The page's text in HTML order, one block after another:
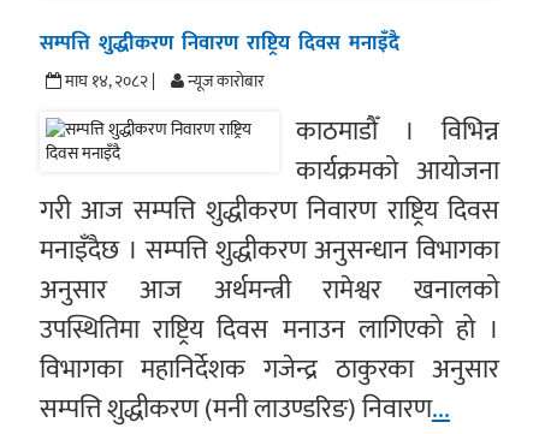
सम्पत्ति शुद्धीकरण निवारण राष्ट्रिय दिवस मनाइँदै
माघ १४, २०८२ | न्यूज काराेबार
काठमाडौँ । विभिन्न
कार्यक्रमको आयोजना
गरी आज सम्पत्ति शुद्धीकरण निवारण राष्ट्रिय दिवस
मनाइँदैछ । सम्पत्ति शुद्धीकरण अनुसन्धान विभागका
अनुसार आज अर्थमन्त्री रामेश्वर खनालको
उपस्थितिमा राष्ट्रिय दिवस मनाउन लागिएको हो ।
विभागका महानिर्देशक गजेन्द्र ठाकुरका अनुसार
सम्पत्ति शुद्धीकरण (मनी लाउण्डरिङ) निवारण...